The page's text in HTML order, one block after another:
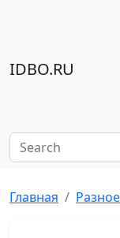
IDBO.RU
Главная Разное